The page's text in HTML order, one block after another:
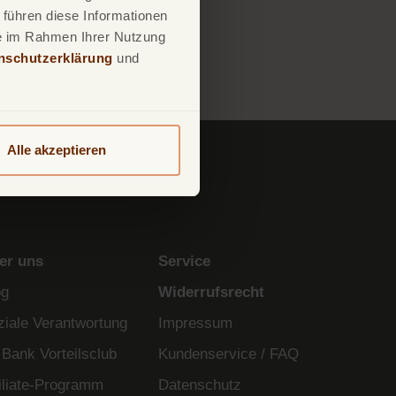
diese Informationen
im Rahmen Ihrer Nutzung
und
Alle akzeptieren
uns
Verantwortung
Vorteilsclub
Programm
Service
Widerrufsrecht
Impressum
Kundenservice / FAQ
Datenschutz